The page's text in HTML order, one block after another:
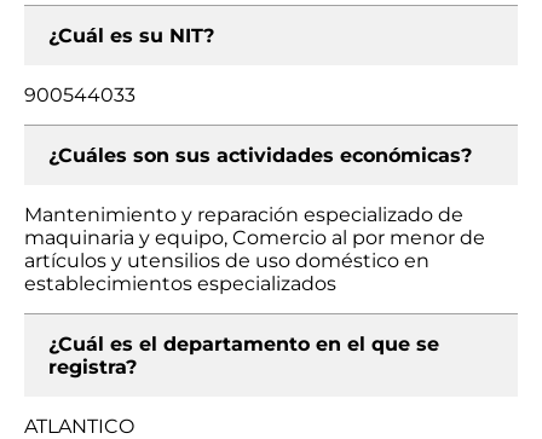
¿Cuál es su NIT?
900544033
¿Cuáles son sus actividades económicas?
Mantenimiento y reparación especializado de
maquinaria y equipo, Comercio al por menor de
artículos y utensilios de uso doméstico en
establecimientos especializados
¿Cuál es el departamento en el que se
registra?
ATLANTICO